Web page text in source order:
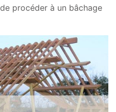
procéder à un bâchage